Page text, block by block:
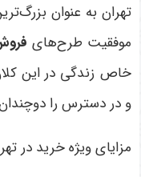
تهران به عنوان
موفقیت طرح‌های
خاص زندگی در این
و در دسترس را
مزایای ویژه خرید در